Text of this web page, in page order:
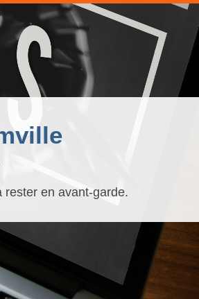
rester en avant-garde.